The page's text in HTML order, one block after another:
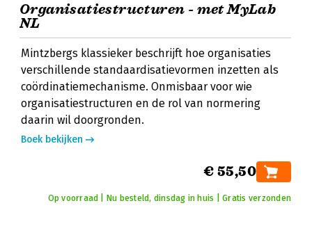
Organisatiestructuren - met MyLab
NL
Mintzbergs klassieker beschrijft hoe organisaties
verschillende standaardisatievormen inzetten als
coördinatiemechanisme. Onmisbaar voor wie
organisatiestructuren en de rol van normering
daarin wil doorgronden.
Boek bekijken
€ 55,50
Op voorraad | Nu besteld, dinsdag in huis | Gratis verzonden